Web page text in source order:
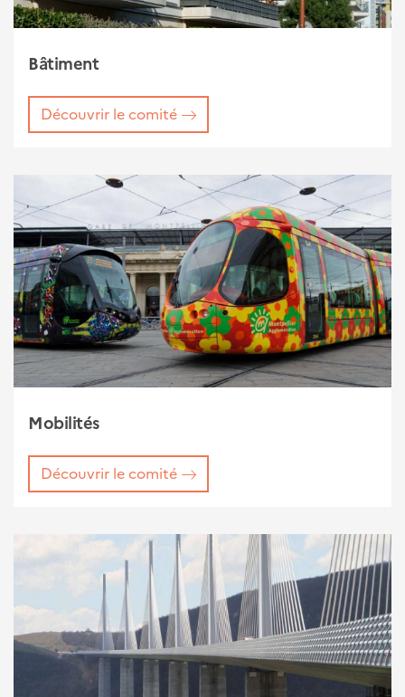
Bâtiment
Découvrir le comité
Mobilités
Découvrir le comité